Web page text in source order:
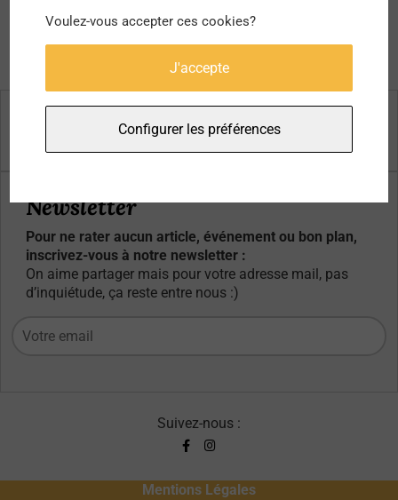
Newsletter
Pour ne rater aucun article, événement ou bon plan,
inscrivez-vous à notre newsletter :
On aime partager mais pour votre adresse mail, pas
d’inquiétude, ça reste entre nous :)
Suivez-nous :
Mentions Légales
Voulez-vous accepter ces cookies?
J'accepte
Configurer les préférences